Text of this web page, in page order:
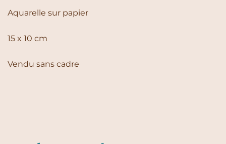
Aquarelle sur papier
15 x 10 cm
Vendu sans cadre